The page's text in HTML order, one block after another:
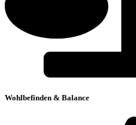
Wohlbefinden & Balance